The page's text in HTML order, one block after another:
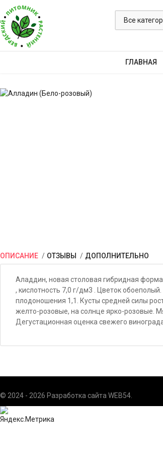
ГЛАВНАЯ
ОПИСАНИЕ ОТЗЫВЫ ДОПОЛНИТЕЛЬНО
Аладдин, новая столовая гибридная форма
, кислотность 7,0 г/дм3 . Цветок
плодоношения 1,1. Кусты средней силы
желто-розовые, на солнце ярко-розовые.
Дегустационная оценка свежего
© 2024 - 2026 Разработка сайта WEB54